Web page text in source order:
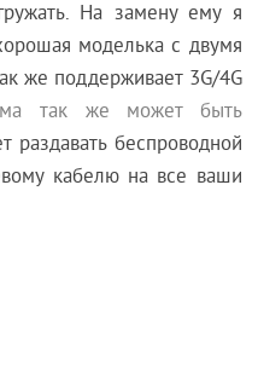
На замену ему я
моделька с двумя
же поддерживает 3G/4G
так же может быть
раздавать беспроводной
кабелю на все ваши